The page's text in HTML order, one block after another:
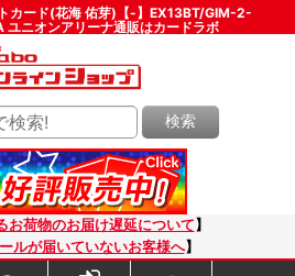
カード(花海 佑芽)【-】EX13BT/GIM-2-
ユニオンアリーナ通販はカードラボ
検索
お荷物のお届け遅延について 】
ルが届いていないお客様へ】